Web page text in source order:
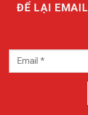
ĐỂ LẠI